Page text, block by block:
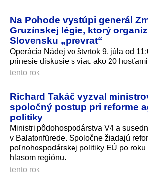
Na Pohode vystúpi generál
Gruzínskej légie, ktorý
Slovensku „prevrat“
Operácia Nádej vo štvrtok 9. júla od
prinesie diskusie s viac ako 20
tento rok
Richard Takáč vyzval
spoločný postup pri reforme
politiky
Ministri pôdohospodárstva V4 a
v Balatonfürede. Spoločne žiadajú
poľnohospodárskej politiky EÚ po
hlasom regiónu.
tento rok